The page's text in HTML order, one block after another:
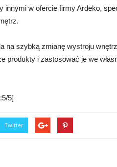
innymi w ofercie firmy Ardeko,
na szybką zmianę wystroju
produkty i zastosować je we
5]
Twitter